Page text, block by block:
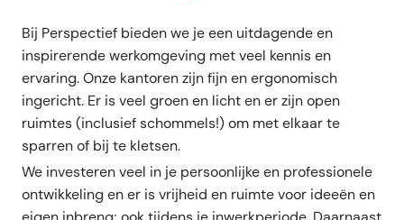
Bij Perspectief bieden we je een uitdagende en
inspirerende werkomgeving met veel kennis en
ervaring. Onze kantoren zijn fijn en ergonomisch
ingericht. Er is veel groen en licht en er zijn open
ruimtes (inclusief schommels!) om met elkaar te
sparren of bij te kletsen.
We investeren veel in je persoonlijke en professionele
ontwikkeling en er is vrijheid en ruimte voor ideeën en